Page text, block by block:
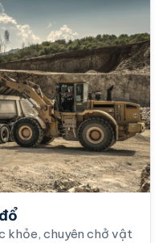
khỏe, chuyên chở vật